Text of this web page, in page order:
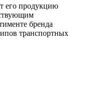
его продукцию
бренда
транспортных